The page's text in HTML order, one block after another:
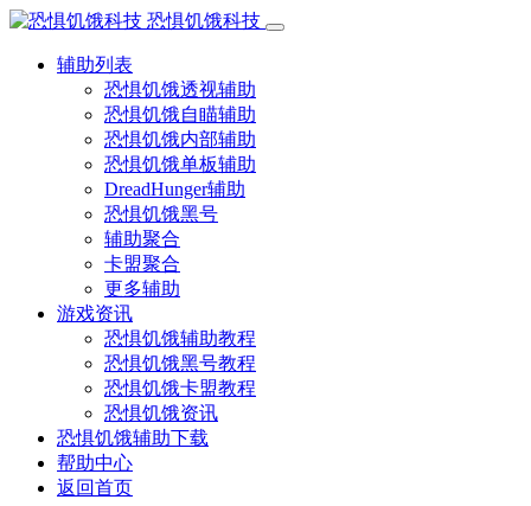
恐惧饥饿科技
辅助列表
恐惧饥饿透视辅助
恐惧饥饿自瞄辅助
恐惧饥饿内部辅助
恐惧饥饿单板辅助
DreadHunger辅助
恐惧饥饿黑号
辅助聚合
卡盟聚合
更多辅助
游戏资讯
恐惧饥饿辅助教程
恐惧饥饿黑号教程
恐惧饥饿卡盟教程
恐惧饥饿资讯
恐惧饥饿辅助下载
帮助中心
返回首页